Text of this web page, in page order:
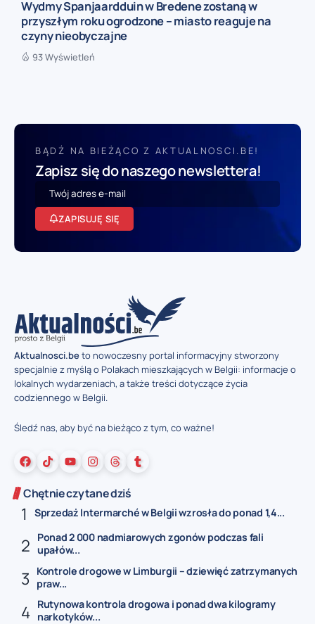
Wydmy Spanjaardduin w Bredene zostaną w
przyszłym roku ogrodzone – miasto reaguje na
czyny nieobyczajne
93 Wyświetleń
BĄDŹ NA BIEŻĄCO Z AKTUALNOSCI.BE!
Zapisz się do naszego newslettera!
ZAPISUJĘ SIĘ
Aktualnosci.beto nowoczesny portal informacyjny stworzony
specjalnie z myślą o Polakach mieszkających w Belgii: informacje o
lokalnych wydarzeniach, a także treści dotyczące życia
codziennego w Belgii.
Śledź nas, aby być na bieżąco z tym, co ważne!
Chętnie czytane dziś
Sprzedaż Intermarché w Belgii wzrosła do ponad 1,4...
Ponad 2 000 nadmiarowych zgonów podczas fali
upałów...
Kontrole drogowe w Limburgii – dziewięć zatrzymanych
praw...
Rutynowa kontrola drogowa i ponad dwa kilogramy
narkotyków...